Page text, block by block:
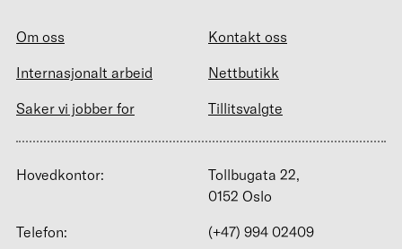
Om oss
Kontakt oss
Internasjonalt arbeid
Nettbutikk
Saker vi jobber for
Tillitsvalgte
Hovedkontor:
Tollbugata 22,
0152 Oslo
Telefon:
(+47) 994 02409